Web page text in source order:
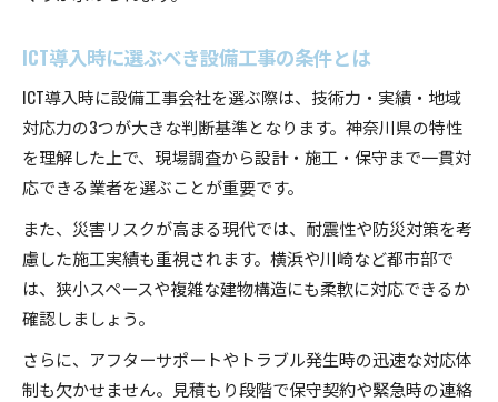
ICT導入時に選ぶべき設備工事の条件とは
ICT導入時に設備工事会社を選ぶ際は、技術力・実績・地域
対応力の3つが大きな判断基準となります。神奈川県の特性
を理解した上で、現場調査から設計・施工・保守まで一貫対
応できる業者を選ぶことが重要です。
また、災害リスクが高まる現代では、耐震性や防災対策を考
慮した施工実績も重視されます。横浜や川崎など都市部で
は、狭小スペースや複雑な建物構造にも柔軟に対応できるか
確認しましょう。
さらに、アフターサポートやトラブル発生時の迅速な対応体
制も欠かせません。見積もり段階で保守契約や緊急時の連絡